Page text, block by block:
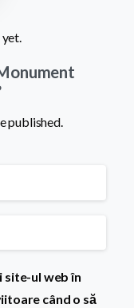
yet.
published.
site-ul web în
când o să